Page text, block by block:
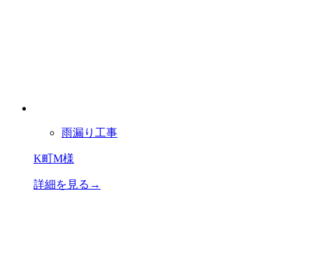
雨漏り工事
K町M様
詳細を見る→